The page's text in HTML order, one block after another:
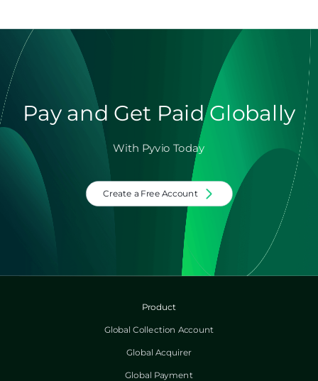
Pay and Get Paid Globally
With Pyvio Today
Create a Free Account
Product
Global Collection Account
Global Acquirer
Global Payment